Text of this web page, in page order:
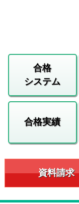
合格
システム
合格実績
資料請求